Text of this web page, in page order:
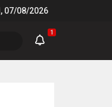
, 07/08/2026
1